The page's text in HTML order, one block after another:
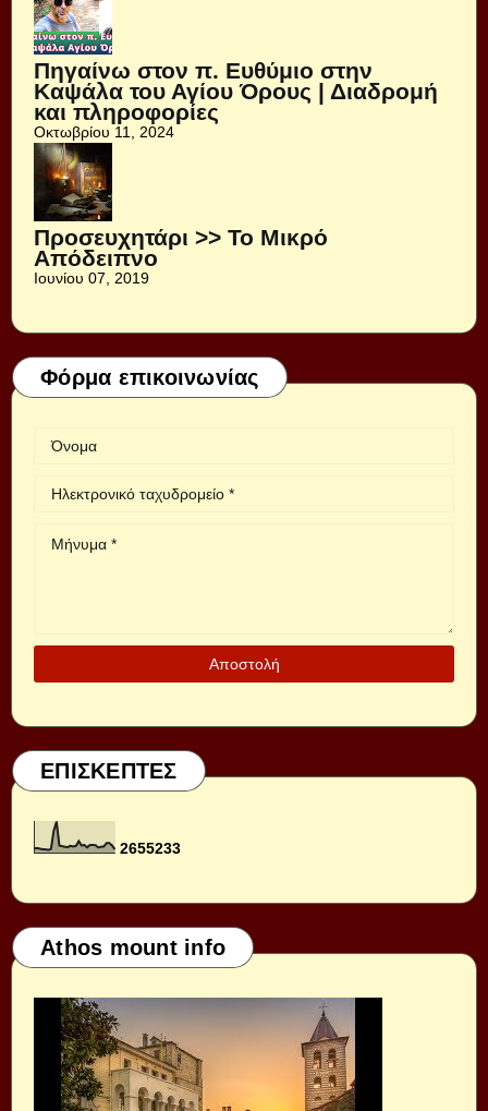
Πηγαίνω στον π. Ευθύμιο στην
Καψάλα του Αγίου Όρους | Διαδρομή
και πληροφορίες
Οκτωβρίου 11, 2024
Προσευχητάρι >> Το Μικρό
Απόδειπνο
Ιουνίου 07, 2019
Φόρμα επικοινωνίας
ΕΠΙΣΚΕΠΤΕΣ
2655233
Athos mount info